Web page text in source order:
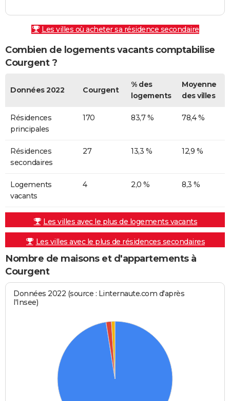
Les villes où acheter sa résidence secondaire
Combien de logements vacants comptabilise
Courgent ?
Données 2022 Courgent
% des
logements
Moyenne
des villes
Résidences
principales
170 83,7 % 78,4 %
Résidences
secondaires
27 13,3 % 12,9 %
Logements
vacants
4 2,0 % 8,3 %
Les villes avec le plus de logements vacants
Les villes avec le plus de résidences secondaires
Nombre de maisons et d'appartements à
Courgent
Données 2022 (source : Linternaute.com d'après
l'Insee)